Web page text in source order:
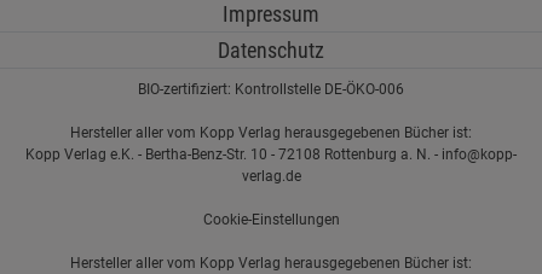
Impressum
Datenschutz
BIO-zertifiziert: Kontrollstelle DE-ÖKO-006
Hersteller aller vom Kopp Verlag herausgegebenen Bücher ist:
Kopp Verlag e.K. - Bertha-Benz-Str. 10 - 72108 Rottenburg a. N. - info@kopp-
verlag.de
Cookie-Einstellungen
Hersteller aller vom Kopp Verlag herausgegebenen Bücher ist: